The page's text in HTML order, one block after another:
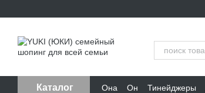
Каталог Она Он Тинейджеры